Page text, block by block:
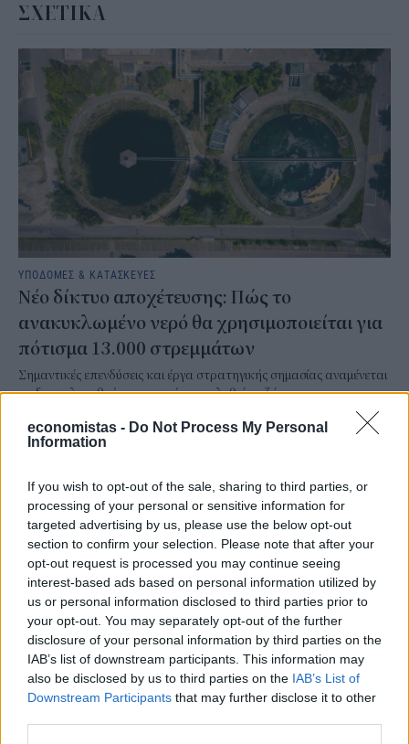
economistas - Do Not Process My Personal
Information
If you wish to opt-out of the sale, sharing to third parties, or
processing of your personal or sensitive information for
targeted advertising by us, please use the below opt-out
section to confirm your selection. Please note that after your
opt-out request is processed you may continue seeing
interest-based ads based on personal information utilized by
us or personal information disclosed to third parties prior to
your opt-out. You may separately opt-out of the further
disclosure of your personal information by third parties on the
IAB’s list of downstream participants. This information may
also be disclosed by us to third parties on the IAB’s List of
Downstream Participants that may further disclose it to other
ΣΧΕΤΙΚΑ
ΥΠΟΔΟΜΕΣ & ΚΑΤΑΣΚΕΥΕΣ
Νέο δίκτυο αποχέτευσης: Πώς το
ανακυκλωμένο νερό θα χρησιμοποιείται για
πότισμα 13.000 στρεμμάτων
Σημαντικές επενδύσεις και έργα στρατηγικής σημασίας αναμένεται
να δρομολογηθούν, προκειμένου να λυθεί το ζήτημα της
αποχέτευσης στην Ανατολική Αττική που αποτελεί ένα διαχρονικό
πρόβλημα.